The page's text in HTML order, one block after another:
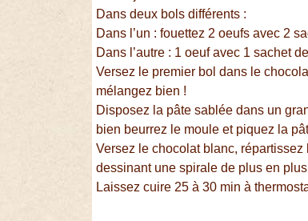
Dans deux bols différents :
Dans l’un : fouettez 2 oeufs avec 2
Dans l’autre : 1 oeuf avec 1 sachet
Versez le premier bol dans le
mélangez bien !
Disposez la pâte sablée dans un
bien beurrez le moule et piquez la
Versez le chocolat blanc,
dessinant une spirale de plus en
Laissez cuire 25 à 30 min à